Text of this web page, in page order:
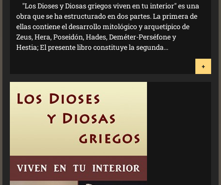
"Los Dioses y Diosas griegos viven en tu interior" es una
obra que se ha estructurado en dos partes. La primera de
ellas contiene el desarrollo mitológico y arquetípico de
Zeus, Hera, Poseidón, Hades, Deméter-Perséfone y
Hestia; El presente libro constituye la segunda...
+